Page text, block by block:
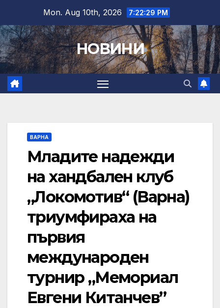
content
Mon. Aug 10th, 2026 7:22:30 PM
НОВИНИ
ВАРНА
Младите надежди
на хандбален клуб
„Локомотив“ (Варна)
триумфираха на
първия
международен
турнир „Мемориал
Евгени Китанчев”